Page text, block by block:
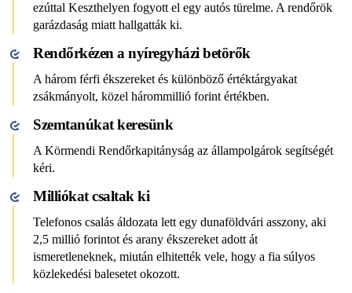
ezúttal Keszthelyen fogyott el egy autós türelme. A rendőrök
garázdaság miatt hallgatták ki.
Rendőrkézen a nyíregyházi betörők
A három férfi ékszereket és különböző értéktárgyakat
zsákmányolt, közel hárommillió forint értékben.
Szemtanúkat keresünk
A Körmendi Rendőrkapitányság az állampolgárok segítségét
kéri.
Milliókat csaltak ki
Telefonos csalás áldozata lett egy dunaföldvári asszony, aki
2,5 millió forintot és arany ékszereket adott át
ismeretleneknek, miután elhitették vele, hogy a fia súlyos
közlekedési balesetet okozott.